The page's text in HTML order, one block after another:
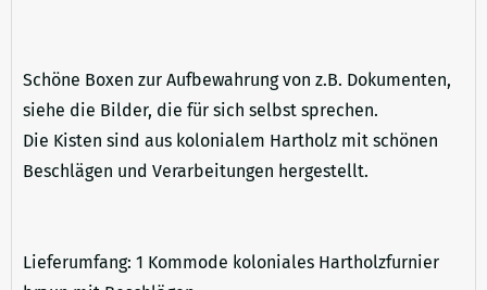
Schöne Boxen zur Aufbewahrung von z.B. Dokumenten,
siehe die Bilder, die für sich selbst sprechen.
Die Kisten sind aus kolonialem Hartholz mit schönen
Beschlägen und Verarbeitungen hergestellt.
Lieferumfang: 1 Kommode koloniales Hartholzfurnier